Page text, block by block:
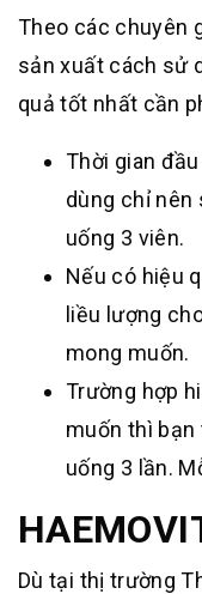
Theo các chuyên
sản xuất cách sử
quả tốt nhất cần
Thời gian
dùng chỉ nên
uống 3 viên.
Nếu có hiệu
liều lượng
mong muốn.
Trường hợp
muốn thì bạn
uống 3 lần.
Dù tại thị trường